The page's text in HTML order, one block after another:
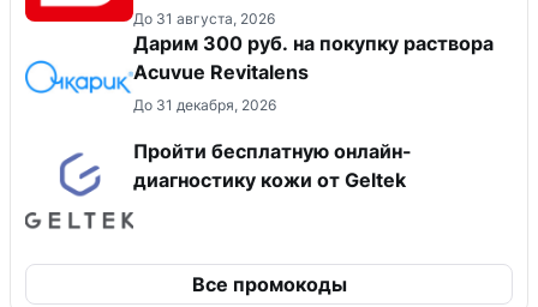
До 31 августа, 2026
Дарим 300 руб. на покупку раствора
Acuvue Revitalens
До 31 декабря, 2026
Пройти бесплатную онлайн-
диагностику кожи от Geltek
Все промокоды